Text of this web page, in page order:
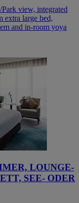
view, integrated
extra large bed,
and in-room yoya
LOUNGE-
SEE- ODER